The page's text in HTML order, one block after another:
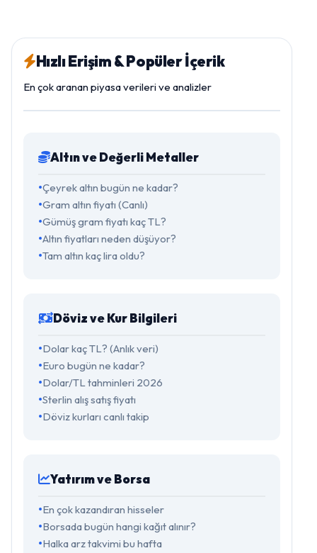
Hızlı Erişim & Popüler İçerik
En çok aranan piyasa verileri ve analizler
Altın ve Değerli Metaller
Çeyrek altın bugün ne kadar?
Gram altın fiyatı (Canlı)
Gümüş gram fiyatı kaç TL?
Altın fiyatları neden düşüyor?
Tam altın kaç lira oldu?
Döviz ve Kur Bilgileri
Dolar kaç TL? (Anlık veri)
Euro bugün ne kadar?
Dolar/TL tahminleri 2026
Sterlin alış satış fiyatı
Döviz kurları canlı takip
Yatırım ve Borsa
En çok kazandıran hisseler
Borsada bugün hangi kağıt alınır?
Halka arz takvimi bu hafta